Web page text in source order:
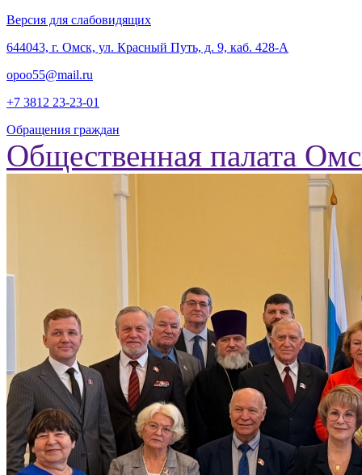
Версия для слабовидящих
‎644043, г. Омск, ул. Красный Путь, д. 9, каб. 428-А
opoo55@mail.ru
+7 3812 23-23-01
Обращения граждан
Общественная палата